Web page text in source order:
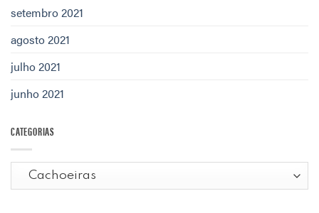
setembro 2021
agosto 2021
julho 2021
junho 2021
CATEGORIAS
Categorias